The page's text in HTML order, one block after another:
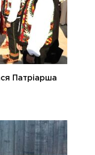
Патріарша